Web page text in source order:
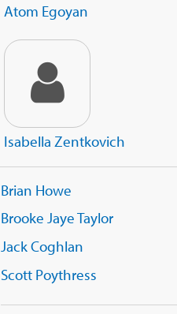
Atom Egoyan
Isabella Zentkovich
Brian Howe
Brooke Jaye Taylor
Jack Coghlan
Scott Poythress